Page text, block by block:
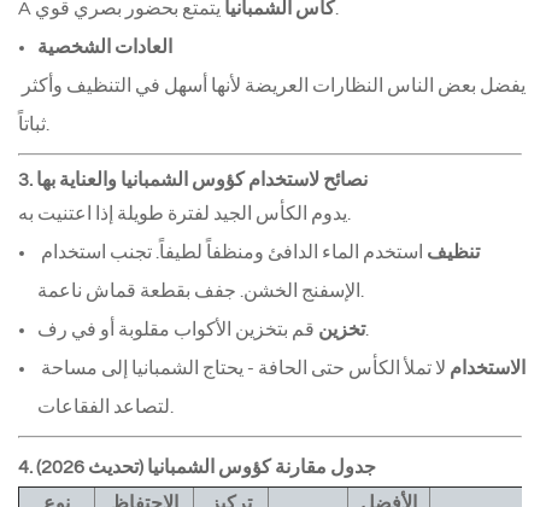
A كأس الشمبانيا
العادات الشخصية
3. نصائح لاستخدام كؤوس الشمبانيا والعناية بها
تنظيف
تخزين قم بتخزين الأكواب مقلوبة أو في رف.
الاستخدام
4. جدول مقارنة كؤوس الشمبانيا (تحديث 2026)